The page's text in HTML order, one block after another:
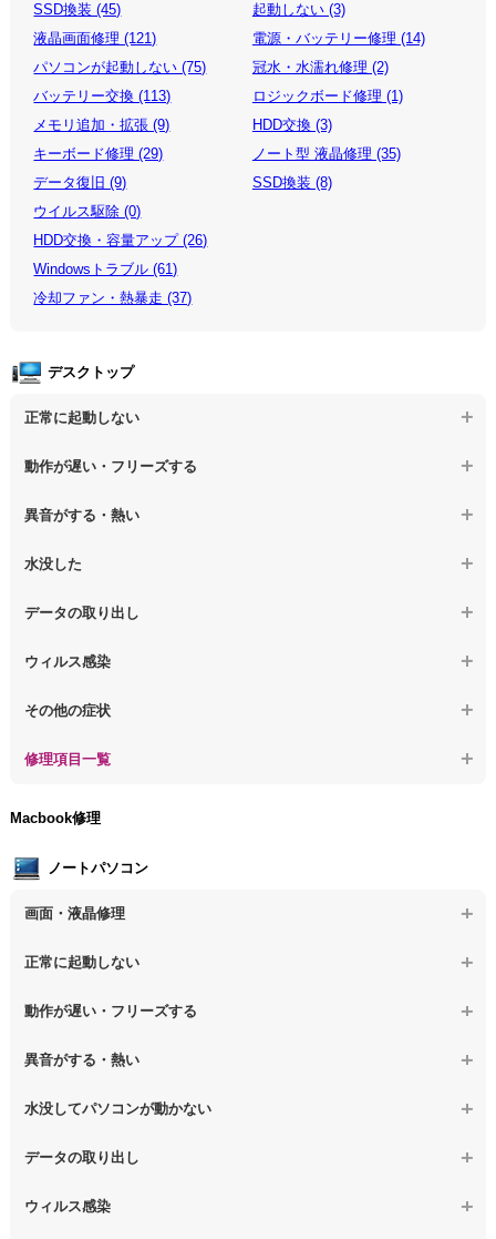
SSD換装 (45)
液晶画面修理 (121)
パソコンが起動しない (75)
バッテリー交換 (113)
メモリ追加・拡張 (9)
キーボード修理 (29)
データ復旧 (9)
ウイルス駆除 (0)
HDD交換・容量アップ (26)
Windowsトラブル (61)
冷却ファン・熱暴走 (37)
起動しない (3)
電源・バッテリー修理 (14)
冠水・水濡れ修理 (2)
ロジックボード修理 (1)
HDD交換 (3)
ノート型 液晶修理 (35)
SSD換装 (8)
デスクトップ
正常に起動しない
【デスクトップPC】電源を押しても反応がない
【デスクトップPC】修復モードから復旧できない
【デスクトップPC】その他の起動しない問題
動作が遅い・フリーズする
【デスクトップPC】操作中の動作が遅い
異音がする・熱い
【デスクトップPC】パソコンから異音がする
水没した
【デスクトップPC】水没してパソコンが動かない
データの取り出し
【デスクトップPC】起動しないPCのデータを復旧
ウィルス感染
【デスクトップPC】特定のプログラムを削除したい
【デスクトップPC】ウィルス感染のその他の問題
その他の症状
【デスクトップPC】事例紹介
修理項目一覧
【デスクトップPC】電源故障
【デスクトップPC】液晶ディスプレイ交換
【デスクトップPC】マザーボード交換
【デスクトップPC】OS再インストール
Macbook修理
ノートパソコン
画面・液晶修理
【ノートパソコン】画面の割れ・破損
正常に起動しない
【ノートパソコン】電源を押しても反応がない
【ノートパソコン】修復モードから復旧できない
【ノートパソコン】その他の起動しない問題
動作が遅い・フリーズする
【ノートパソコン】操作中の動作が重い
異音がする・熱い
【ノートパソコン】パソコンから異音がする
水没してパソコンが動かない
【ノートパソコン】水没してパソコンが動かない
データの取り出し
【ノートパソコン】起動しないPCのデータを復旧
ウィルス感染